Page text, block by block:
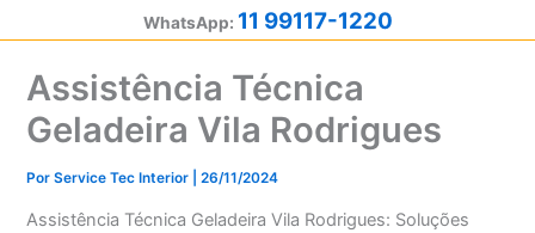
WhatsApp: 11 99117-1220
Assistência Técnica
Geladeira Vila Rodrigues
PorService Tec Interior |26/11/2024
Assistência Técnica Geladeira Vila Rodrigues: Soluções